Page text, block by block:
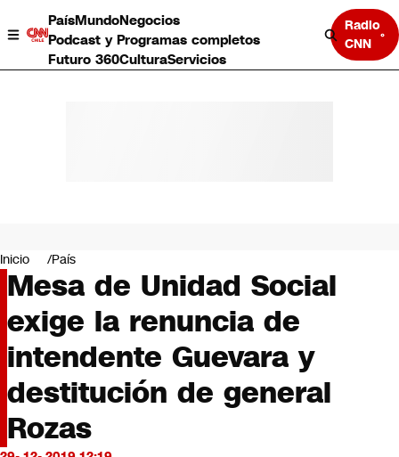
PaísMundoNegocios
Podcast y Programas completos
Futuro 360CulturaServicios
Radio
CNN
Negocios
Deportes
Programas completos
Cultura
Servicios
Bits
CNN tiempo
Futuro 360
Opinión
Inicio País
Mesa de Unidad Social
exige la renuncia de
intendente Guevara y
destitución de general
Rozas